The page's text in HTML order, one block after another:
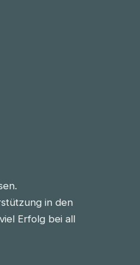
in den
Erfolg bei all